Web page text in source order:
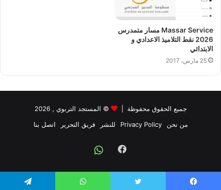
Massar Service مسار متمدرس
2026 نقط التلاميذ الاعدادي و
الابتدائي
25 مارس، 2017
جميع الحقوق محفوظة | © المستجد التربوي , 2026
من نحن
Privacy Policy للنشر فريق التحرير اتصل بنا
Facebook